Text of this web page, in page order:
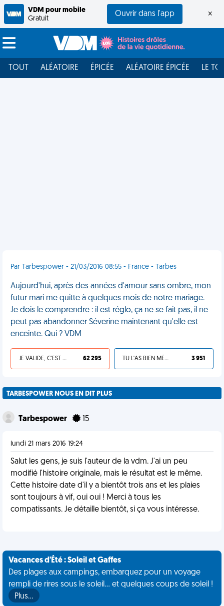
VDM pour mobile
Gratuit
Ouvrir dans l'app ×
TOUT ALÉATOIRE ÉPICÉE ALÉATOIRE ÉPICÉE LE
Par Tarbespower - 21/03/2016 08:55 - France - Tarbes
Aujourd'hui, après des années d'amour sans ombre, mon
futur mari me quitte à quelques mois de notre mariage.
Je dois le comprendre : il est réglo, ça ne se fait pas, il ne
peut pas abandonner Séverine maintenant qu'elle est
enceinte. Qui ? VDM
JE VALIDE, C'EST UNE VDM 62 295 TU L'AS BIEN MÉRITÉ 3 951
TARBESPOWER NOUS EN DIT PLUS
Tarbespower 15
lundi 21 mars 2016 19:24
Salut les gens, je suis l'auteur de la vdm. J'ai un peu
modifié l'histoire originale, mais le résultat est le même.
Cette histoire date d'il y a bientôt trois ans et les plaies
sont toujours à vif, oui oui ! Merci à tous les
compatissants. Je détaille bientôt, si ça vous intéresse.
Vacances d'Été : Soleil et Gaffes
Des plages aux campings, embarquez pour un voyage
rempli de rires sous le soleil... et quelques coups de soleil !
Plus…